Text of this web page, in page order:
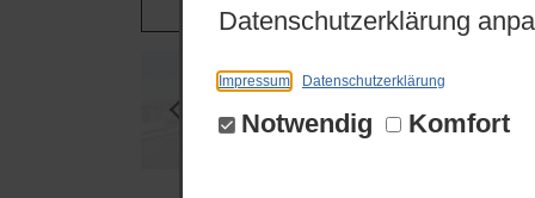
Datenschutzerklärung
Impressum Datenschutzerklärung
Notwendig Komfort